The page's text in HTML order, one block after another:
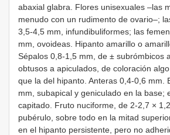
abaxial glabra. Flores unisexuales –las
menudo con un rudimento de ovario–;
3,5-4,5 mm, infundibuliformes; las
mm, ovoideas. Hipanto amarillo o
Sépalos 0,8-1,5 mm, de ± subrómbicos
obtusos a apiculados, de coloración
que la del hipanto. Anteras 0,4-0,6 mm.
mm, subapical y geniculado en la base;
capitado. Fruto nuciforme, de 2-2,7 ×
pubérulo, sobre todo en la mitad
en el hipanto persistente, pero no